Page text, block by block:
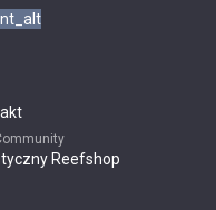
Reefshop